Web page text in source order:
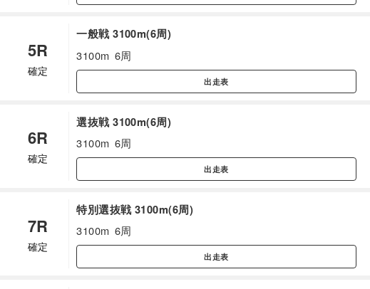
5R
確定
一般戦 3100m(6周)
3100m 6周
出走表
6R
確定
選抜戦 3100m(6周)
3100m 6周
出走表
7R
確定
特別選抜戦 3100m(6周)
3100m 6周
出走表